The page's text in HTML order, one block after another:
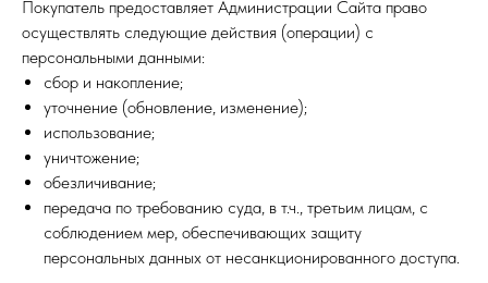
Покупатель предоставляет Администрации Сайта право
осуществлять следующие действия (операции) с
персональными данными:
сбор и накопление;
уточнение (обновление, изменение);
использование;
уничтожение;
обезличивание;
передача по требованию суда, в т.ч., третьим лицам, с
соблюдением мер, обеспечивающих защиту
персональных данных от несанкционированного доступа.